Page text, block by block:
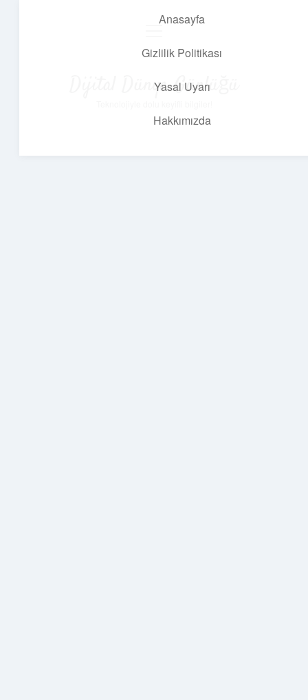
Anasayfa
Gizlilik Politikası
Yasal Uyarı
Hakkımızda
Dijital Dünya Günlüğü